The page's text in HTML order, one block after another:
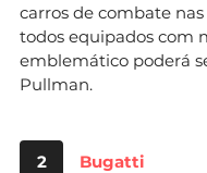
carros de combate
todos equipados com
emblemático poderá
Pullman.
2 Bugatti